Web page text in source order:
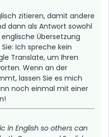
zitieren, damit andere
dann als Antwort sowohl
Übersetzung
Ich spreche kein
Translate, um Ihren
Wenn an der
lassen Sie es mich
noch einmal mit einer
in English so others can